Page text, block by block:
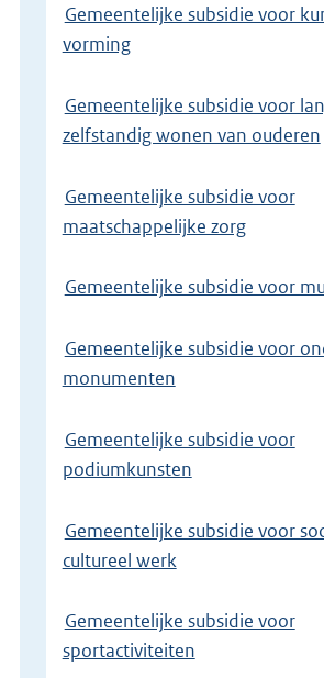
Gemeentelijke subsidie voor
vorming
Gemeentelijke subsidie voor
zelfstandig wonen van ouderen
Gemeentelijke subsidie voor
maatschappelijke zorg
Gemeentelijke subsidie voor
Gemeentelijke subsidie voor
monumenten
Gemeentelijke subsidie voor
podiumkunsten
Gemeentelijke subsidie voor
cultureel werk
Gemeentelijke subsidie voor
sportactiviteiten